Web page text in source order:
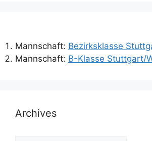
Mannschaft: Bezirksklasse
Mannschaft: B-Klasse Stuttgart/
Archives